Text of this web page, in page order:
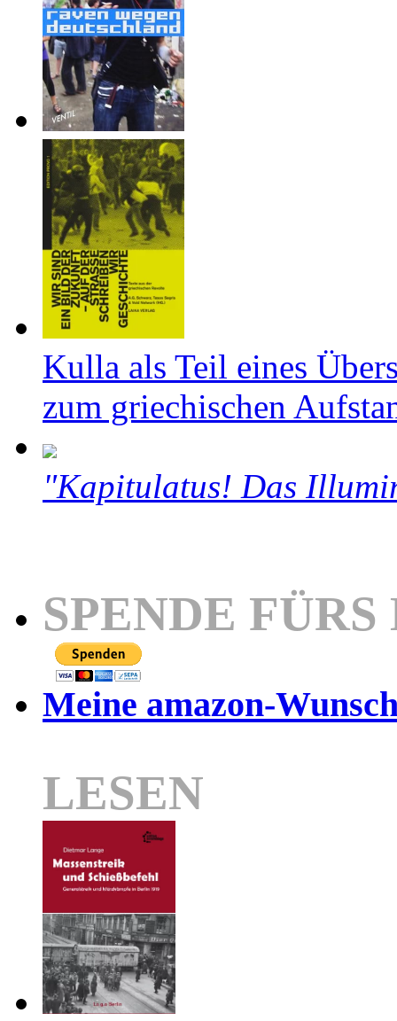
Kulla als Teil eines
zum griechischen
"Kapitulatus! Das
SPENDE
Meine amazon-
LESEN